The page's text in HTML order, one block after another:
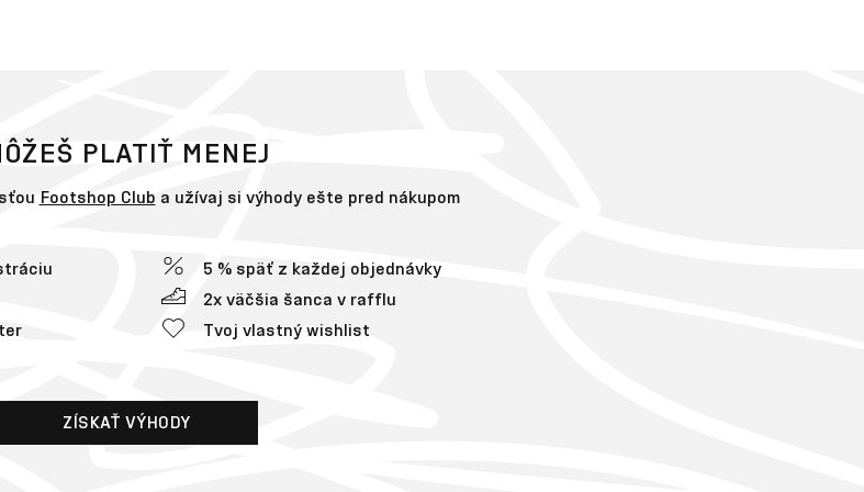
PLATIŤ MENEJ
Footshop Club a užívaj si výhody ešte pred nákupom
5 % späť z každej objednávky
2x väčšia šanca v rafflu
Tvoj vlastný wishlist
ZÍSKAŤ VÝHODY